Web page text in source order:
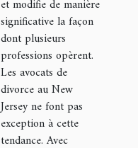
New Jersey
travaillent
et modifie de manière
significative la façon
dont plusieurs
professions opèrent.
Les avocats de
divorce au New
Jersey ne font pas
exception à cette
tendance. Avec